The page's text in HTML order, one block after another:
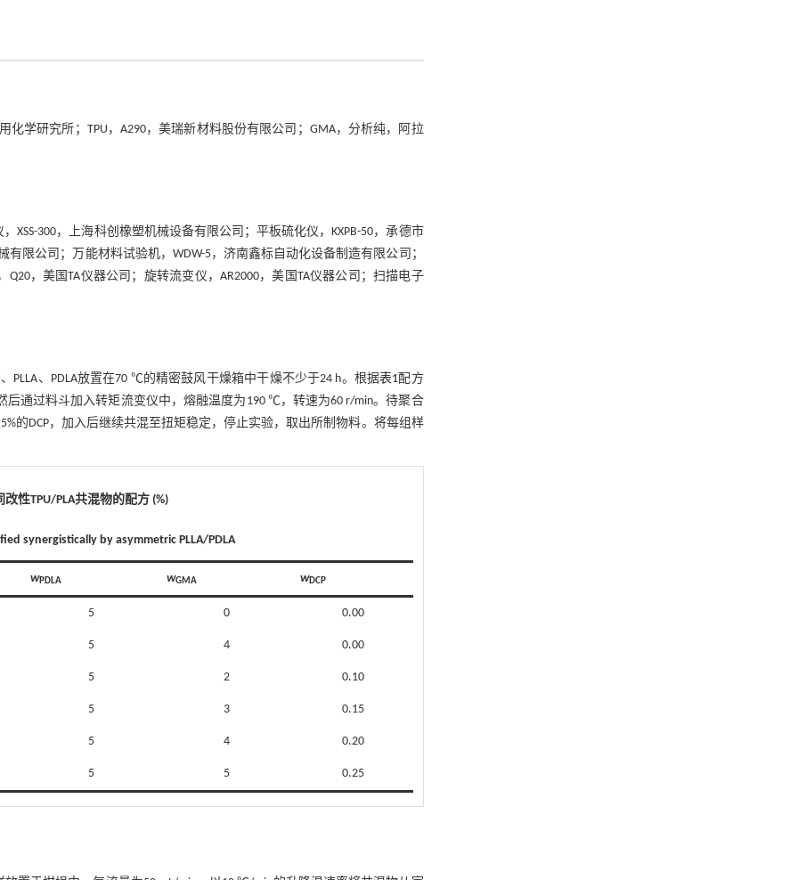
化学研究所；TPU，A290，美瑞新材料股份有限公司；GMA，分析纯，阿拉
300，上海科创橡塑机械设备有限公司；平板硫化仪，KXPB-50，承德市
限公司；万能材料试验机，WDW-5，济南鑫标自动化设备制造有限公司；
，美国TA仪器公司；旋转流变仪，AR2000，美国TA仪器公司；扫描电子
PLLA、PDLA放置在70 ℃的精密鼓风干燥箱中干燥不少于24 h。根据表1配方
后通过料斗加入转矩流变仪中，熔融温度为190 ℃，转速为60 r/min。待聚合
的DCP，加入后继续共混至扭矩稳定，停止实验，取出所制物料。将每组样
改性TPU/PLA共混物的配方 (%)
synergistically by asymmetric PLLA/PDLA
wPDLA wGMA wDCP
5 0 0.00
5 4 0.00
5 2 0.10
5 3 0.15
5 4 0.20
5 5 0.25